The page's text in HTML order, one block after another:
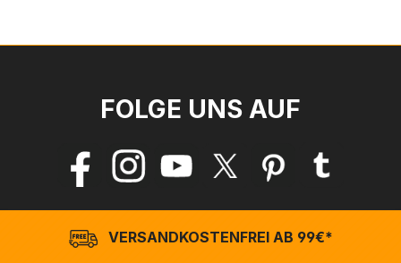
FOLGE UNS AUF
VERSANDKOSTENFREI AB 99€*